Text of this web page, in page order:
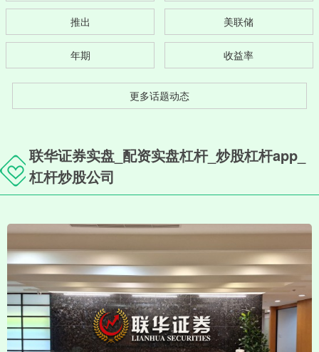
推出 美联储
年期 收益率
更多话题动态
联华证券实盘_配资实盘杠杆_炒股杠杆app_
杠杆炒股公司